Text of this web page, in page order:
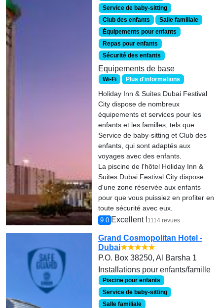
Service de baby-sitting
Club des enfants
Salle familiale
Équipements pour enfants
Repas pour enfants
Sécurité des enfants
Equipements de base
Wi-Fi Plus d'informations
Holiday Inn & Suites Dubai Festival
City dispose de nombreux
équipements et services pour les
enfants et les familles, tels que
Service de baby-sitting et Club des
enfants, qui sont adaptés aux
voyages avec des enfants.
La piscine de l'hôtel Holiday Inn &
Suites Dubai Festival City dispose
d'une zone réservée aux enfants
pour que vous puissiez en profiter en
toute sécurité avec eux.
9.0 Excellent !1114 revues
Grand Cosmopolitan Hotel -
Dubai★★★★★
P.O. Box 38250, Al Barsha 1
Installations pour enfants/famille
Piscine pour enfants
Service de baby-sitting
Salle familiale